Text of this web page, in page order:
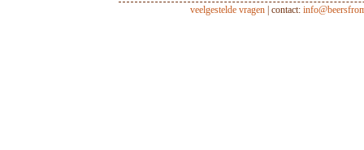
veelgestelde vragen| contact: